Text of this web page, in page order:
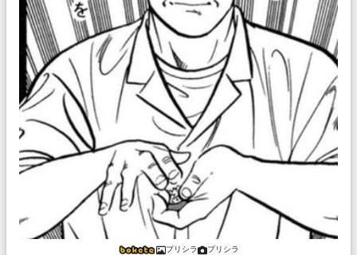
プリシラ プリシラ